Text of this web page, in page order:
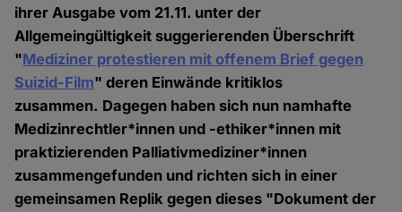
ihrer Ausgabe vom 21.11. unter der
Allgemeingültigkeit suggerierenden Überschrift
"Mediziner protestieren mit offenem Brief gegen
Suizid-Film" deren Einwände kritiklos
zusammen. Dagegen haben sich nun namhafte
Medizinrechtler*innen und -ethiker*innen mit
praktizierenden Palliativmediziner*innen
zusammengefunden und richten sich in einer
gemeinsamen Replik gegen dieses "Dokument der